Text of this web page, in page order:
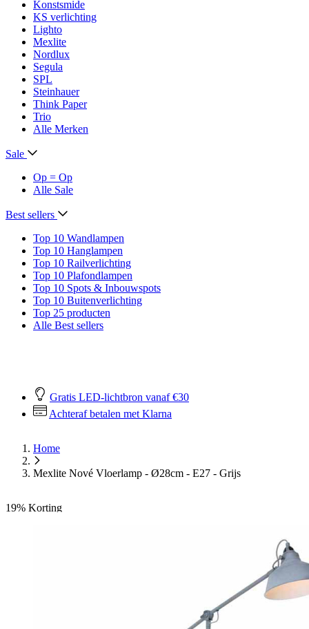
Konstsmide
KS verlichting
Lighto
Mexlite
Nordlux
Segula
SPL
Steinhauer
Think Paper
Trio
Alle Merken
Sale
Op = Op
Alle Sale
Best sellers
Top 10 Wandlampen
Top 10 Hanglampen
Top 10 Railverlichting
Top 10 Plafondlampen
Top 10 Spots & Inbouwspots
Top 10 Buitenverlichting
Top 25 producten
Alle Best sellers
Gratis LED-lichtbron vanaf €30
Achteraf betalen met Klarna
Home
Mexlite Nové Vloerlamp - Ø28cm - E27 - Grijs
19% Korting